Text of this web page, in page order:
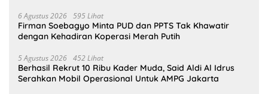
6 Agustus 2026 595 Lihat
Firman Soebagyo Minta PUD dan PPTS Tak Khawatir
dengan Kehadiran Koperasi Merah Putih
5 Agustus 2026 452 Lihat
Berhasil Rekrut 10 Ribu Kader Muda, Said Aldi Al Idrus
Serahkan Mobil Operasional Untuk AMPG Jakarta